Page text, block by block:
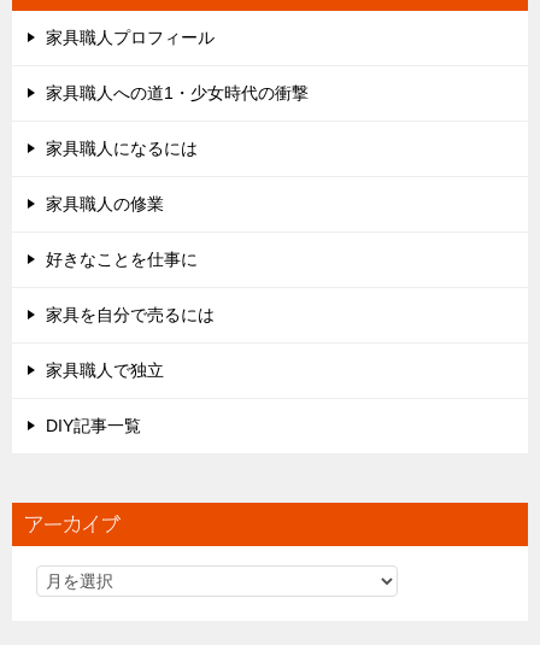
家具職人プロフィール
家具職人への道1・少女時代の衝撃
家具職人になるには
家具職人の修業
好きなことを仕事に
家具を自分で売るには
家具職人で独立
DIY記事一覧
アーカイブ